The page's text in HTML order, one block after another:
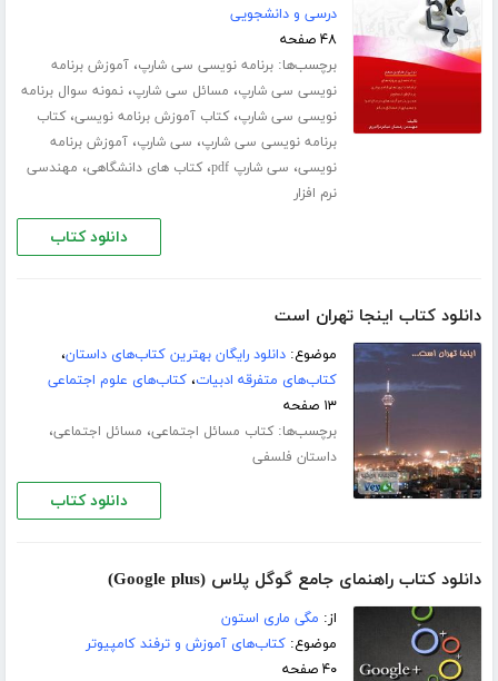
درسی و دانشجویی
۴۸ صفحه
برچسب‌ها:برنامه نویسی سی شارپ،آموزش برنامه
نویسی سی شارپ، مسائل سی شارپ،نمونه سوال برنامه
نویسی سی شارپ،کتاب آموزش برنامه نویسی،کتاب
برنامه نویسی سی شارپ، سی شارپ،آموزش برنامه
نویسی، سی شارپ pdf ،کتاب های دانشگاهی، مهندسی
نرم افزار
دانلود کتاب
دانلود کتاب اینجا تهران است
موضوع:دانلود رایگان بهترین کتاب‌های داستان،
کتاب‌های متفرقه ادبیات،کتاب‌های علوم اجتماعی
۱۳ صفحه
برچسب‌ها:کتاب مسائل اجتماعی، مسائل اجتماعی،
داستان فلسفی
دانلود کتاب
دانلود کتاب راهنمای جامع گوگل پلاس (Google plus)
از: مگی ماری استون
موضوع:کتاب‌های آموزش و ترفند کامپیوتر
۴۰ صفحه